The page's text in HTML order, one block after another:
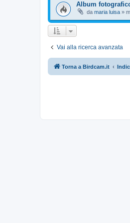
Album
da maria luisa »
Vai alla ricerca avanzata
Torna a Birdcam.it